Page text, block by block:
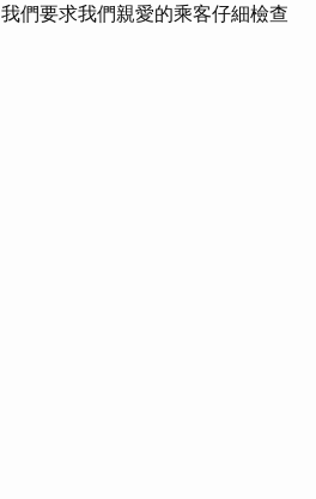
我們要求我們親愛的乘客仔細檢查